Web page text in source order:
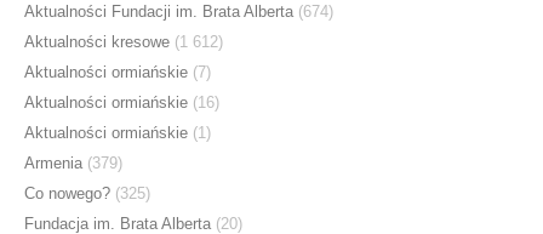
Aktualności Fundacji im. Brata Alberta (674)
Aktualności kresowe (1 612)
Aktualności ormiańskie (7)
Aktualności ormiańskie (16)
Aktualności ormiańskie (1)
Armenia (379)
Co nowego? (325)
Fundacja im. Brata Alberta (20)